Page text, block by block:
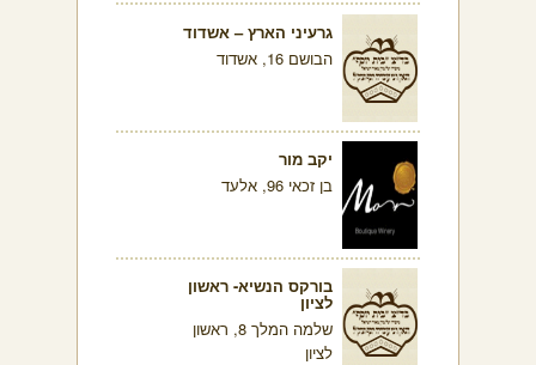
גרעיני הארץ – אשדוד
הבושם 16, אשדוד
יקב מור
בן זכאי 96, אלעד
בורקס הנשיא- ראשון
לציון
שלמה המלך 8, ראשון
לציון